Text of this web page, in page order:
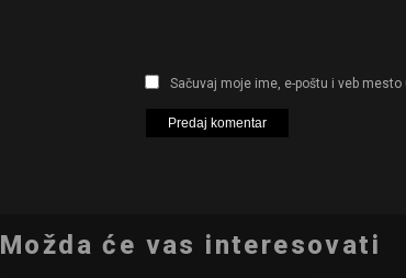
Sačuvaj moje ime, e-poštu i veb
Možda će vas interesovati